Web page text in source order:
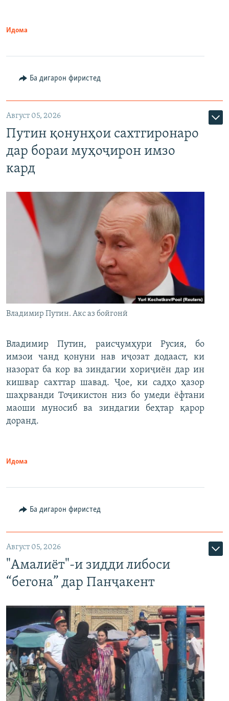
Идома
Ба дигарон фиристед
Август 05, 2026
Путин қонунҳои сахтгиронаро
дар бораи муҳоҷирон имзо
кард
Владимир Путин. Акс аз бойгонӣ
Владимир Путин, раисҷумҳури Русия, бо
имзои чанд қонуни нав иҷозат додааст, ки
назорат ба кор ва зиндагии хориҷиён дар ин
кишвар сахттар шавад. Ҷое, ки садҳо ҳазор
шаҳрванди Тоҷикистон низ бо умеди ёфтани
маоши муносиб ва зиндагии беҳтар қарор
доранд.
Идома
Ба дигарон фиристед
Август 05, 2026
"Амалиёт"-и зидди либоси
“бегона” дар Панҷакент